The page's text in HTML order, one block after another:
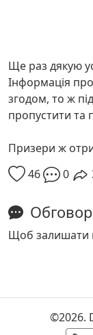
Ще раз дякую
Інформація
згодом, то ж
пропустити та
Призери ж
46
0
Щоб залишати
©2026.